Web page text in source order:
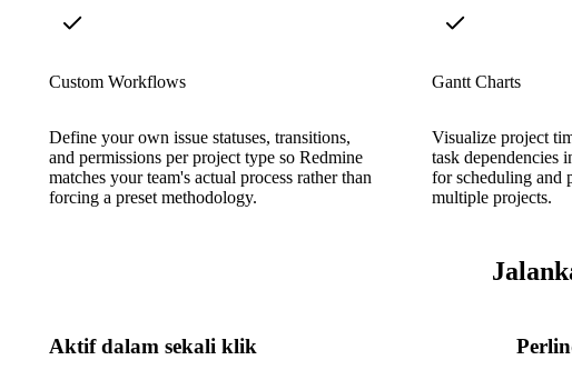
Custom Workflows
Define your own issue statuses, transitions,
and permissions per project type so Redmine
matches your team's actual process rather than
forcing a preset methodology.
Gantt Charts
Visualize project
task dependencies
for scheduling and
multiple projects.
Aktif dalam sekali klik